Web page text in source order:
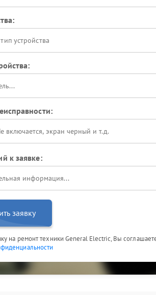
устройства
к заявке:
заявку
на ремонт техники General Electric, Вы